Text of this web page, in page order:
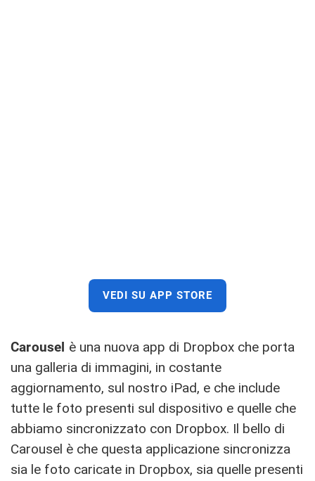
VEDI SU APP STORE
Carousel è una nuova app di Dropbox che porta
una galleria di immagini, in costante
aggiornamento, sul nostro iPad, e che include
tutte le foto presenti sul dispositivo e quelle che
abbiamo sincronizzato con Dropbox. Il bello di
Carousel è che questa applicazione sincronizza
sia le foto caricate in Dropbox, sia quelle presenti